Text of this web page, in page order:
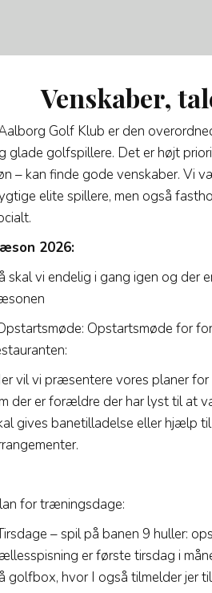
Venskaber,
Golf Klub er den
glade golfspillere. Det er højt
– kan finde gode venskaber. Vi
elite spillere, men også
2026:
skal vi endelig i gang igen og
Opstartsmøde for
vil vi præsentere vores planer
der er forældre der har lyst til at
gives banetilladelse eller hjælp
for træningsdage:
– spil på banen 9 huller:
er første tirsdag i
golfbox, hvor I også tilmelder jer